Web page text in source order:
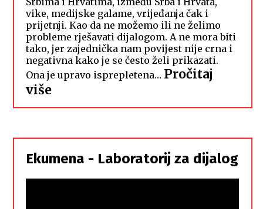
vike, medijske galame, vrijeđanja čak i
prijetnji. Kao da ne možemo ili ne želimo
probleme rješavati dijalogom. A ne mora biti
tako, jer zajednička nam povijest nije crna i
negativna kako je se često želi prikazati.
Ona je upravo isprepletena… Pročitaj
više:
Hrvati
Srbi,
istorodna
braća
Ekumena - Laboratorij za dijalog